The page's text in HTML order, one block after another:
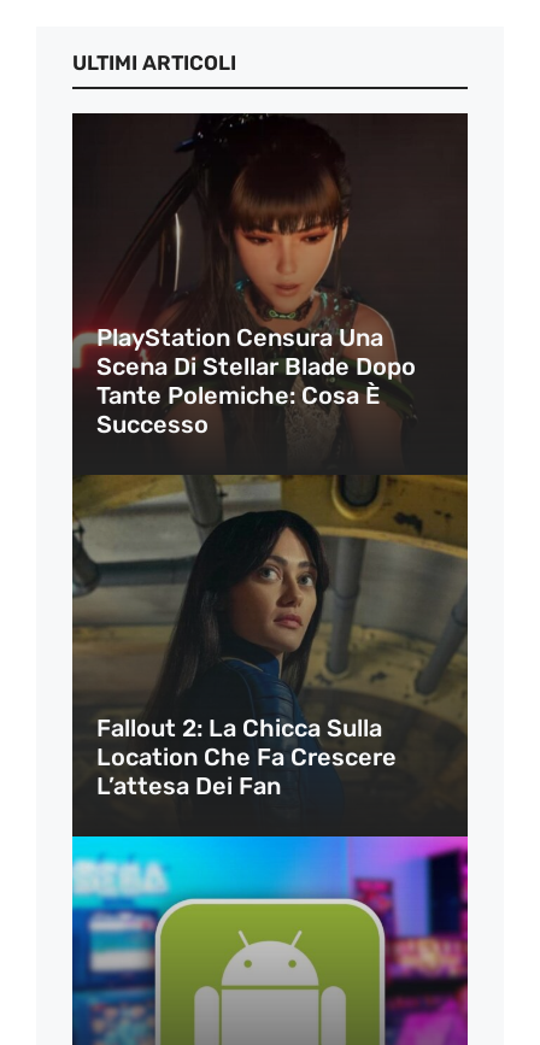
ULTIMI ARTICOLI
PlayStation Censura Una
Scena Di Stellar Blade Dopo
Tante Polemiche: Cosa È
Successo
Fallout 2: La Chicca Sulla
Location Che Fa Crescere
L’attesa Dei Fan